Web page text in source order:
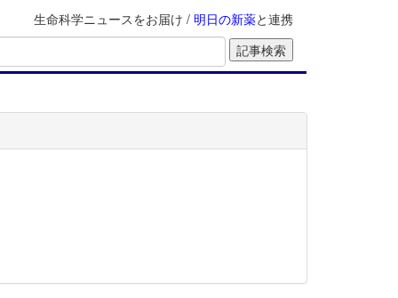
生命科学ニュースをお届け / 明日の新薬と連携